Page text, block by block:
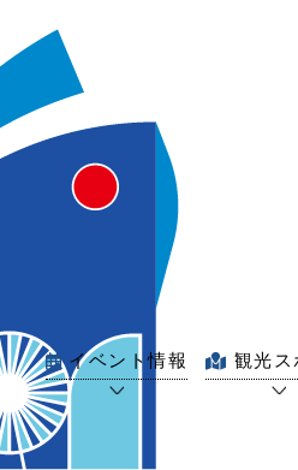
イベント情報 観光ス